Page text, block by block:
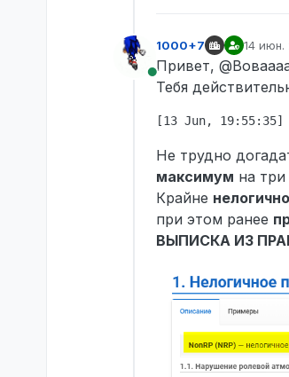
В сети
1000+7 14 июн.
Привет,
Тебя
Не трудно
максимум на
Крайне нелогично
при этом ранее
ВЫПИСКА ИЗ